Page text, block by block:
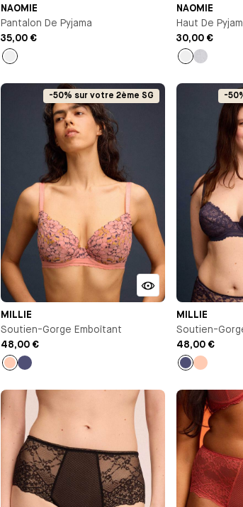
NAOMIE
Pantalon De Pyjama
35,00 €
Orange
NAOMIE
Haut De
30,00 €
Orange
-50% sur votre 2ème SG
MILLIE
Soutien-Gorge Emboîtant
48,00 €
Pêche
-
MILLIE
Soutien-
48,00 €
Bleu